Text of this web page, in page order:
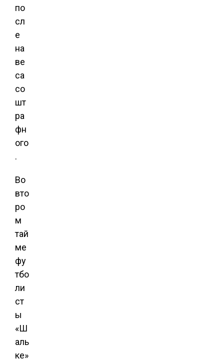
по
сл
е
на
ве
са
со
шт
ра
фн
ого
.
Во
вто
ро
м
тай
ме
фу
тбо
ли
ст
ы
«Ш
аль
ке»